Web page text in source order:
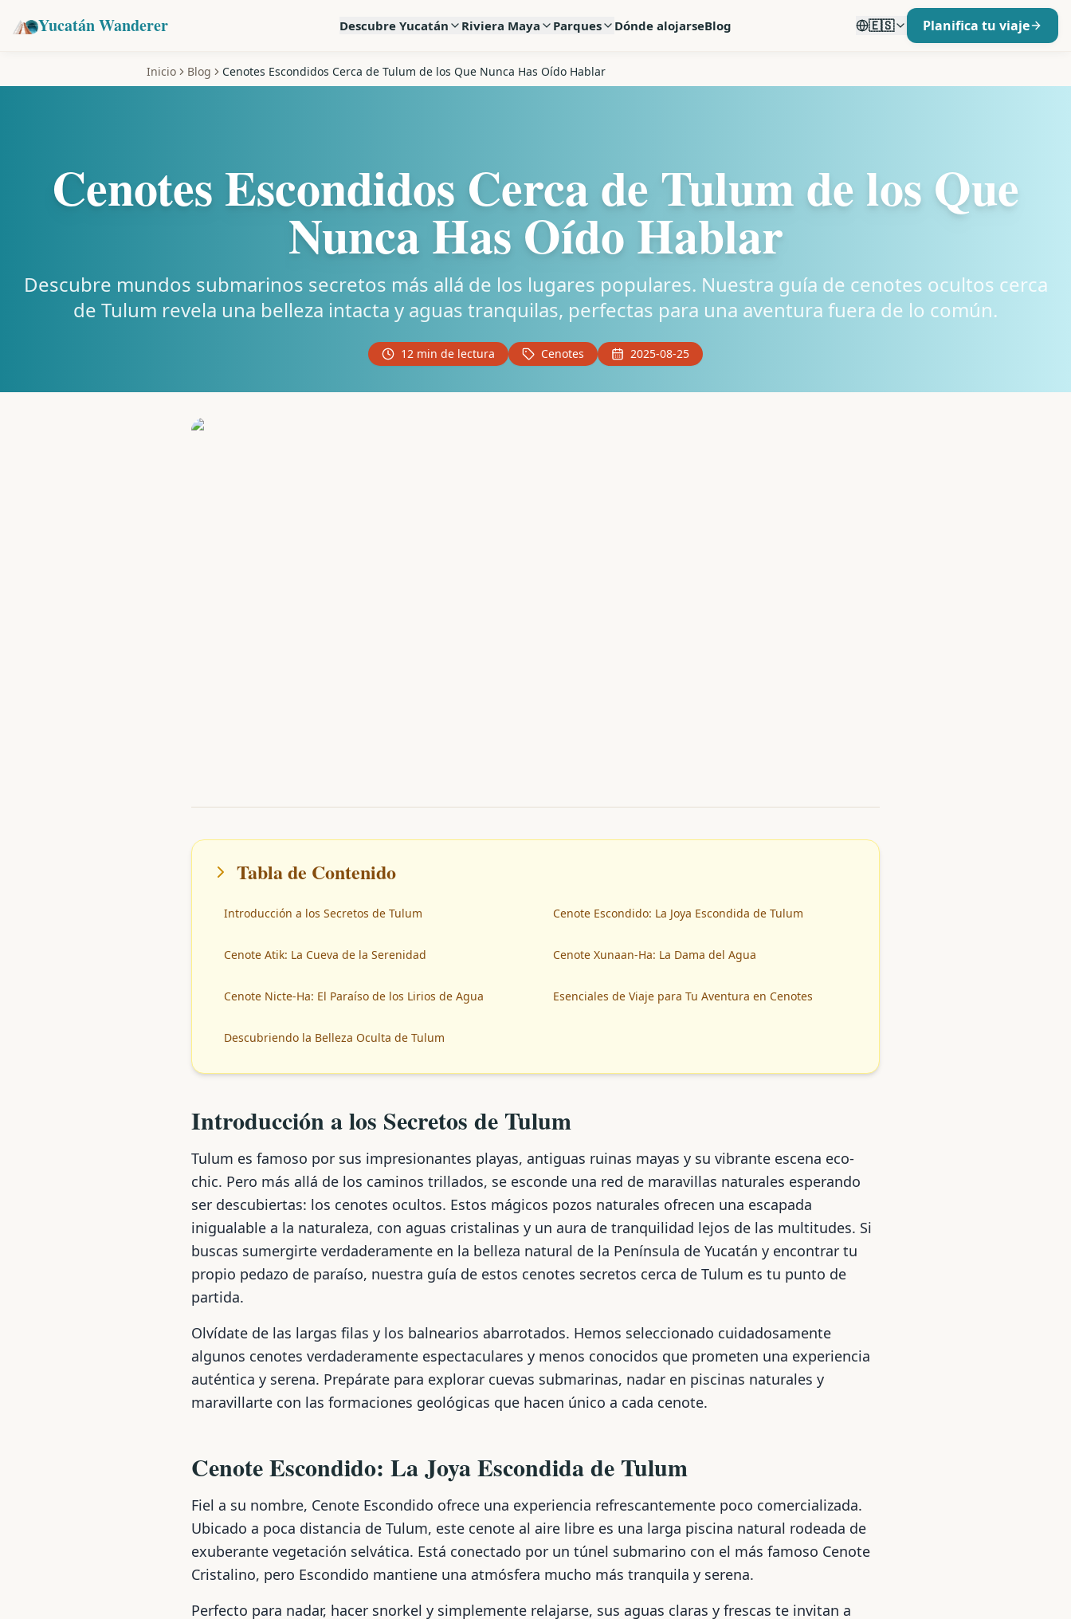
Yucatán Wanderer Descubre Yucatán Riviera Maya Parques Dónde alojarseBlog 🇪🇸 Planifica tu viaje
Inicio Blog Cenotes Escondidos Cerca de Tulum de los Que Nunca Has Oído Hablar
Cenotes Escondidos Cerca de Tulum de los Que
Nunca Has Oído Hablar
Descubre mundos submarinos secretos más allá de los lugares populares. Nuestra guía de cenotes ocultos cerca
de Tulum revela una belleza intacta y aguas tranquilas, perfectas para una aventura fuera de lo común.
12 min de lectura Cenotes 2025-08-25
Tabla de Contenido
Introducción a los Secretos de Tulum Cenote Escondido: La Joya Escondida de Tulum
Cenote Atik: La Cueva de la Serenidad Cenote Xunaan-Ha: La Dama del Agua
Cenote Nicte-Ha: El Paraíso de los Lirios de Agua Esenciales de Viaje para Tu Aventura en Cenotes
Descubriendo la Belleza Oculta de Tulum
Introducción a los Secretos de Tulum
Tulum es famoso por sus impresionantes playas, antiguas ruinas mayas y su vibrante escena eco-
chic. Pero más allá de los caminos trillados, se esconde una red de maravillas naturales esperando
ser descubiertas: los cenotes ocultos. Estos mágicos pozos naturales ofrecen una escapada
inigualable a la naturaleza, con aguas cristalinas y un aura de tranquilidad lejos de las multitudes. Si
buscas sumergirte verdaderamente en la belleza natural de la Península de Yucatán y encontrar tu
propio pedazo de paraíso, nuestra guía de estos cenotes secretos cerca de Tulum es tu punto de
partida.
Olvídate de las largas filas y los balnearios abarrotados. Hemos seleccionado cuidadosamente
algunos cenotes verdaderamente espectaculares y menos conocidos que prometen una experiencia
auténtica y serena. Prepárate para explorar cuevas submarinas, nadar en piscinas naturales y
maravillarte con las formaciones geológicas que hacen único a cada cenote.
Cenote Escondido: La Joya Escondida de Tulum
Fiel a su nombre, Cenote Escondido ofrece una experiencia refrescantemente poco comercializada.
Ubicado a poca distancia de Tulum, este cenote al aire libre es una larga piscina natural rodeada de
exuberante vegetación selvática. Está conectado por un túnel submarino con el más famoso Cenote
Cristalino, pero Escondido mantiene una atmósfera mucho más tranquila y serena.
Perfecto para nadar, hacer snorkel y simplemente relajarse, sus aguas claras y frescas te invitan a